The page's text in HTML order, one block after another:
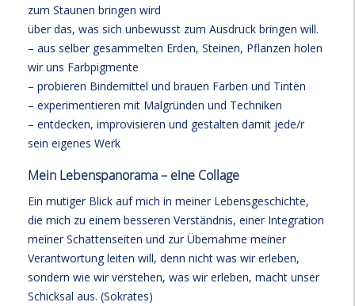
zum Staunen bringen wird
über das, was sich unbewusst zum Ausdruck bringen will.
– aus selber gesammelten Erden, Steinen, Pflanzen holen
wir uns Farbpigmente
– probieren Bindemittel und brauen Farben und Tinten
– experimentieren mit Malgründen und Techniken
– entdecken, improvisieren und gestalten damit jede/r
sein eigenes Werk
Mein Lebenspanorama – eine Collage
Ein mutiger Blick auf mich in meiner Lebensgeschichte,
die mich zu einem besseren Verständnis, einer Integration
meiner Schattenseiten und zur Übernahme meiner
Verantwortung leiten will, denn nicht was wir erleben,
sondern wie wir verstehen, was wir erleben, macht unser
Schicksal aus. (Sokrates)